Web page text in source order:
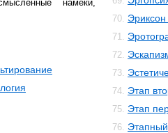
намеки,
70.
71.
72.
73.
74. Этап
75. Этап
76.